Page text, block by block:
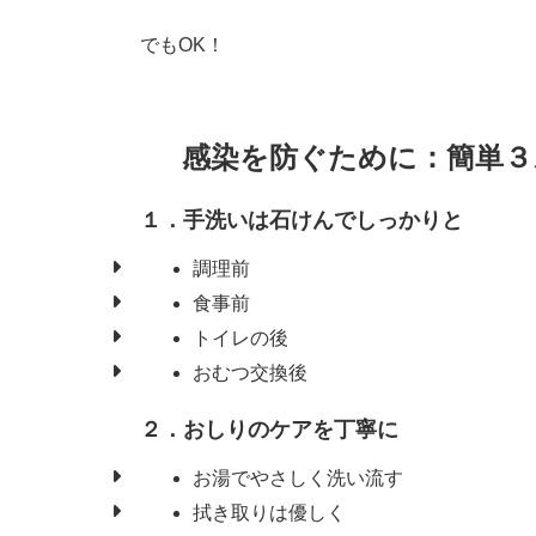
でもOK！
感染を防ぐために：簡単
１．手洗いは石けんでしっかりと
調理前
食事前
トイレの後
おむつ交換後
２．おしりのケアを丁寧に
お湯でやさしく洗い流す
拭き取りは優しく